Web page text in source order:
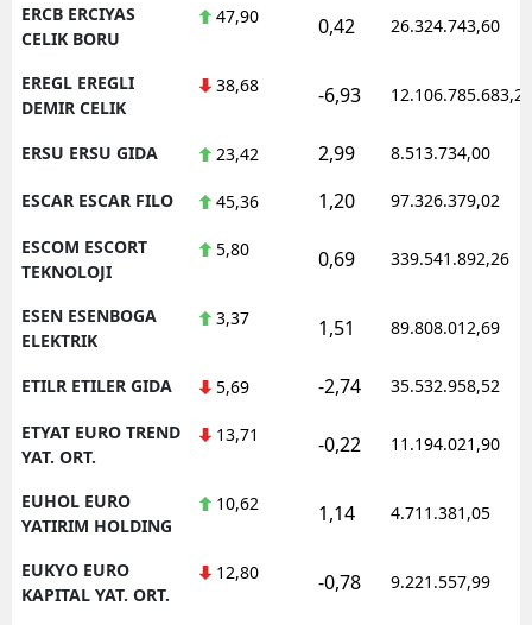
ERCB ERCIYAS
CELIK BORU
47,90 0,42 26.324.743,60
EREGL EREGLI
DEMIR CELIK
38,68 -6,93 12.106.785.683,20
ERSU ERSU GIDA 23,42 2,99 8.513.734,00
ESCAR ESCAR FILO 45,36 1,20 97.326.379,02
ESCOM ESCORT
TEKNOLOJI
5,80 0,69 339.541.892,26
ESEN ESENBOGA
ELEKTRIK
3,37 1,51 89.808.012,69
ETILR ETILER GIDA 5,69 -2,74 35.532.958,52
ETYAT EURO TREND
YAT. ORT.
13,71 -0,22 11.194.021,90
EUHOL EURO
YATIRIM HOLDING
10,62 1,14 4.711.381,05
EUKYO EURO
KAPITAL YAT. ORT.
12,80 -0,78 9.221.557,99